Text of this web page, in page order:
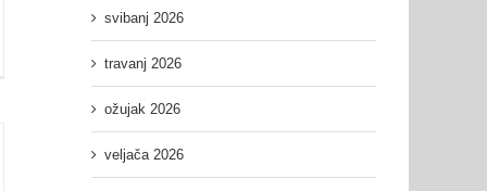
svibanj 2026
travanj 2026
ožujak 2026
veljača 2026